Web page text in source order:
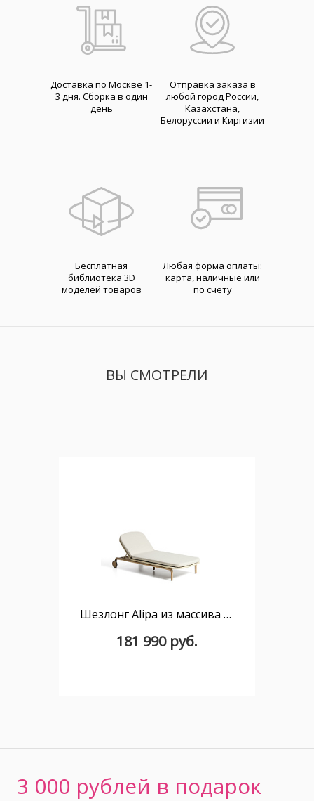
Доставка по Москве 1-
3 дня. Cборка в один
день
Отправка заказа в
любой город России,
Казахстана,
Белоруссии и Киргизии
Бесплатная
библиотека 3D
моделей товаров
Любая форма оплаты:
карта, наличные или
по счету
ВЫ СМОТРЕЛИ
Шезлонг Alipa из массива акации и веревки цвета экрю
181 990 руб.
3 000 рублей в подарок